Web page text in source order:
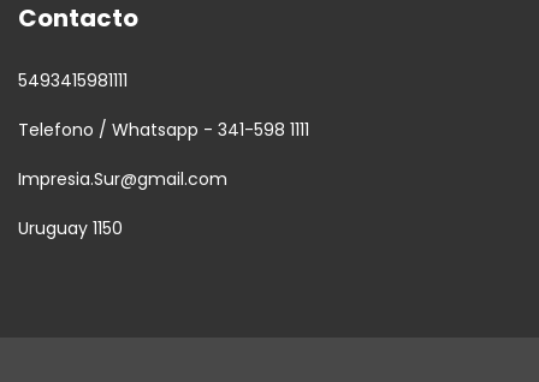
Contacto
5493415981111
Telefono / Whatsapp - 341-598 1111
Impresia.Sur@gmail.com
Uruguay 1150